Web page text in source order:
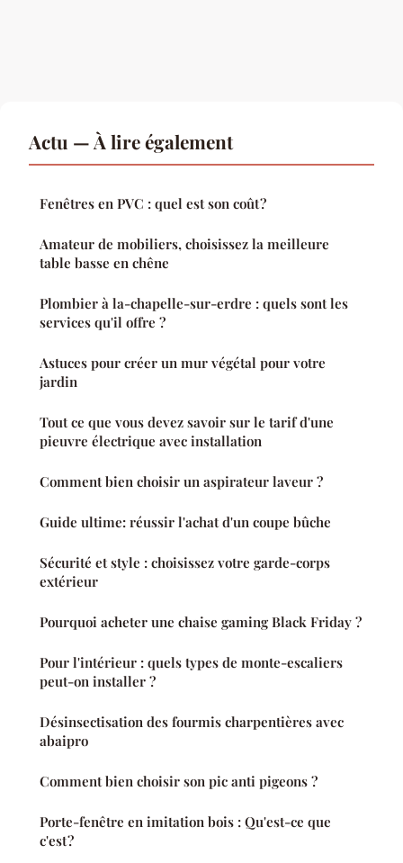
Actu — À lire également
Fenêtres en PVC : quel est son coût ?
Amateur de mobiliers, choisissez la meilleure
table basse en chêne
Plombier à la-chapelle-sur-erdre : quels sont les
services qu'il offre ?
Astuces pour créer un mur végétal pour votre
jardin
Tout ce que vous devez savoir sur le tarif d'une
pieuvre électrique avec installation
Comment bien choisir un aspirateur laveur ?
Guide ultime: réussir l'achat d'un coupe bûche
Sécurité et style : choisissez votre garde-corps
extérieur
Pourquoi acheter une chaise gaming Black Friday ?
Pour l'intérieur : quels types de monte-escaliers
peut-on installer ?
Désinsectisation des fourmis charpentières avec
abaipro
Comment bien choisir son pic anti pigeons ?
Porte-fenêtre en imitation bois : Qu'est-ce que
c'est ?